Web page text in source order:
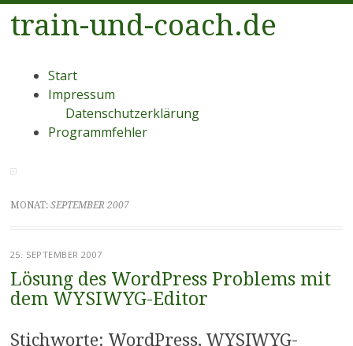
train-und-coach.de
Menü
Zum
Inhalt
Start
Impressum
Datenschutzerklärung
Programmfehler
MONAT: SEPTEMBER 2007
25. SEPTEMBER 2007
Lösung des WordPress Problems mit
dem WYSIWYG-Editor
Stichworte: WordPress, WYSIWYG-